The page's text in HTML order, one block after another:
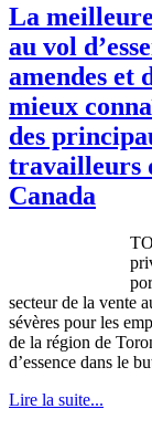
La
au vol
amendes et
mieux
des
travailleurs
Canada
secteurde la vente
sévères pour les
de la région de
d’essence dans le
Lire la suite...